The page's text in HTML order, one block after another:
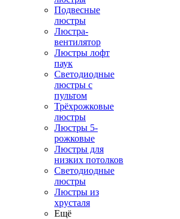
Подвесные
люстры
Люстра-
вентилятор
Люстры лофт
паук
Светодиодные
люстры с
пультом
Трёхрожковые
люстры
Люстры 5-
рожковые
Люстры для
низких потолков
Cветодиодные
люстры
Люстры из
хрусталя
Ещё